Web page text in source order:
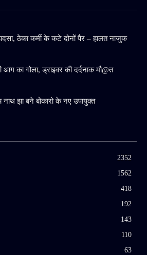
ठेका कर्मी के कटे दोनों पैर – हालत नाजुक
का गोला, ड्राइवर की दर्दनाक मौ@त
झा बने बोकारो के नए उपायुक्त
2352
1562
418
192
143
110
63